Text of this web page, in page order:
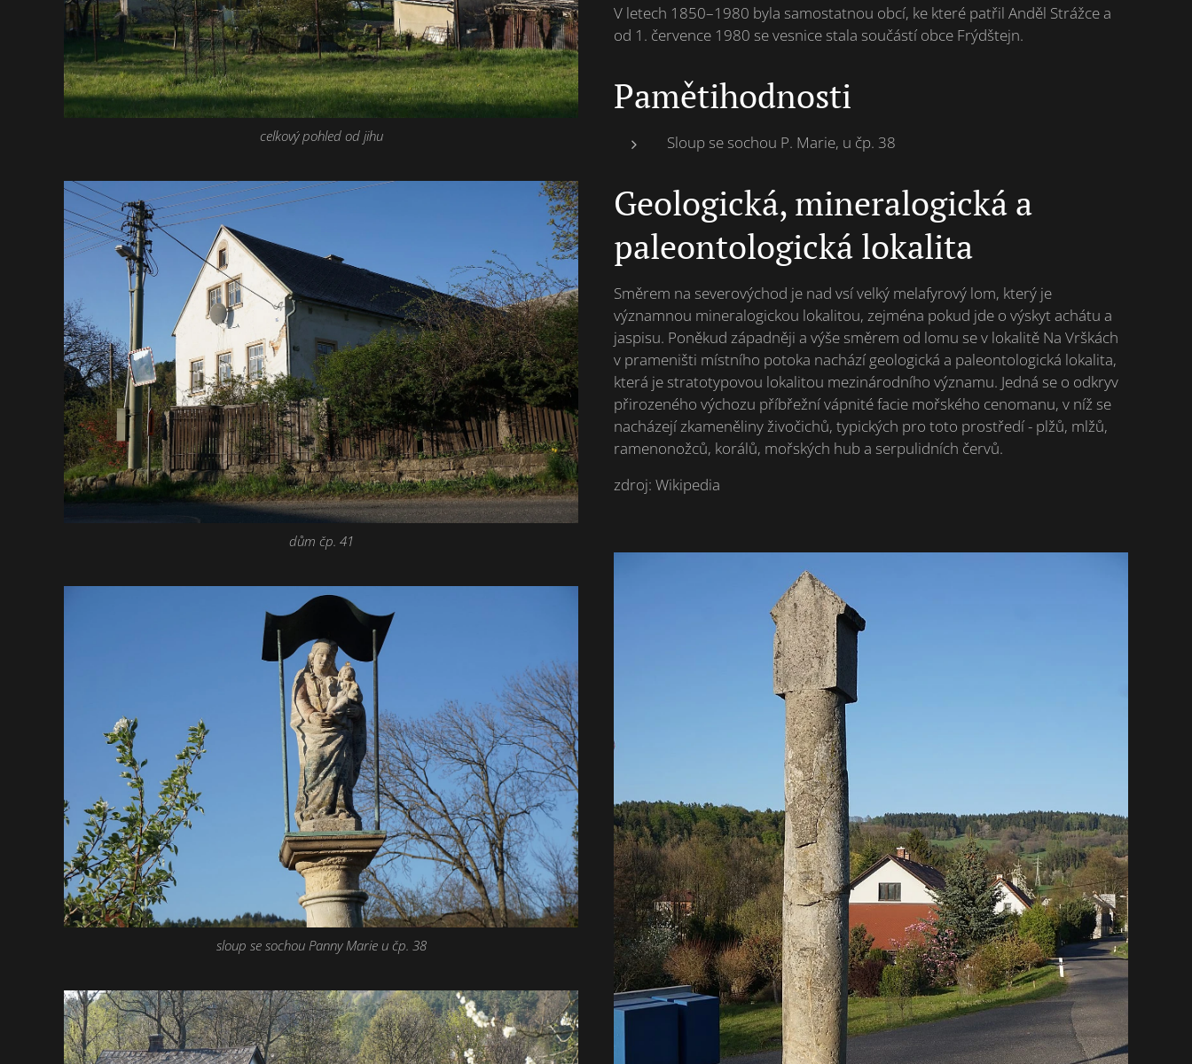
celkový pohled od jihu
dům čp. 41
sloup se sochou Panny Marie u čp. 38
V letech 1850–1980 byla samostatnou obcí, ke které patřil Anděl Strážce a
od 1. července 1980 se vesnice stala součástí obce Frýdštejn.
Pamětihodnosti
Sloup se sochou P. Marie, u čp. 38
Geologická, mineralogická a
paleontologická lokalita
Směrem na severovýchod je nad vsí velký melafyrový lom, který je
významnou mineralogickou lokalitou, zejména pokud jde o výskyt achátu a
jaspisu. Poněkud západněji a výše směrem od lomu se v lokalitě Na Vrškách
v prameništi místního potoka nachází geologická a paleontologická lokalita,
která je stratotypovou lokalitou mezinárodního významu. Jedná se o odkryv
přirozeného výchozu příbřežní vápnité facie mořského cenomanu, v níž se
nacházejí zkameněliny živočichů, typických pro toto prostředí - plžů, mlžů,
ramenonožců, korálů, mořských hub a serpulidních červů.
zdroj: Wikipedia